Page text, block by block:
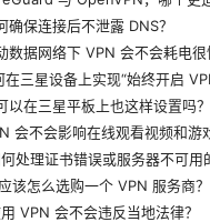
确保连接后不泄露 DNS？
数据网络下 VPN 会不会耗电很
在三星设备上实现“始终开启
以在三星平板上也这样设置吗？
会不会影响在线观看视频和游
处理证书错误或服务器不可用
该怎么选购一个 VPN 服务商？
VPN 会不会违反当地法律？